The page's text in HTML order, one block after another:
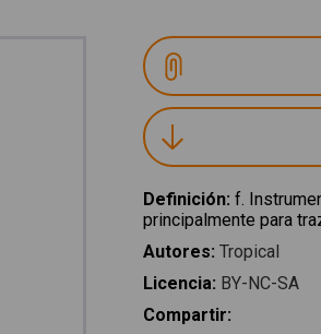
Definición: f.
principalmente para
Autores: Tropical
Licencia: BY-NC-SA
Compartir: